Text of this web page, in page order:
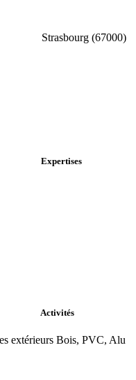
Strasbourg (67000)
Expertises
Activités
extérieurs Bois, PVC, Alu